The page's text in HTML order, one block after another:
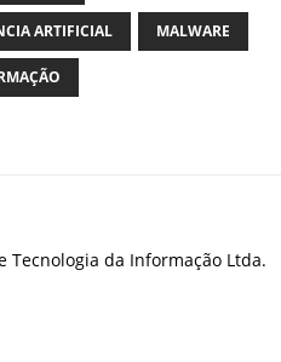
ARTIFICIAL MALWARE
Tecnologia da Informação Ltda.